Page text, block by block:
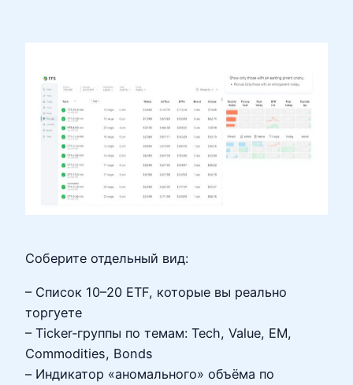
Соберите отдельный вид:
– Список 10–20 ETF, которые вы реально
торгуете
– Тicker‑группы по темам: Tech, Value, EM,
Commodities, Bonds
– Индикатор «аномального» объёма по